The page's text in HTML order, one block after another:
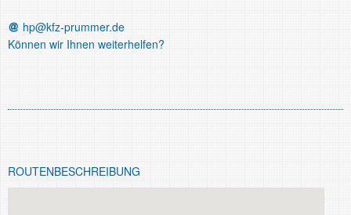
hp@kfz-prummer.de
Können wir Ihnen weiterhelfen?
ROUTEN­BESCHREIBUNG